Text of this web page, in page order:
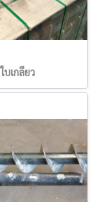
ใบเกลียว